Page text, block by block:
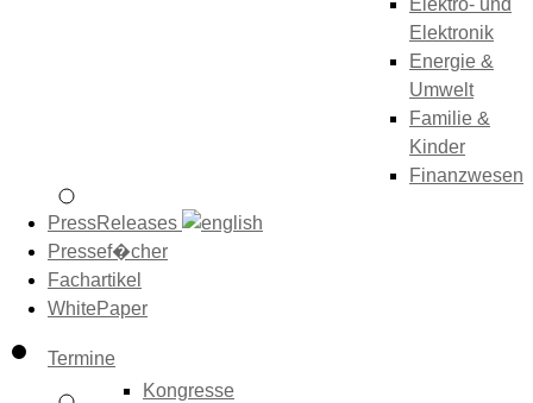
Elektro- und
Elektronik
Energie &
Umwelt
Familie &
Kinder
Finanzwesen
PressReleases
Pressef�cher
Fachartikel
WhitePaper
Termine
Kongresse